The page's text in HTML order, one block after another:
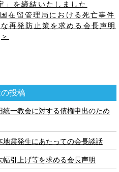
」を締結いたしました
在留管理局における死亡事件
再発防止策を求める会長声明
＞
投稿
一教会に対する債権申出のため
地震発生にあたっての会長談話
幅引上げ等を求める会長声明